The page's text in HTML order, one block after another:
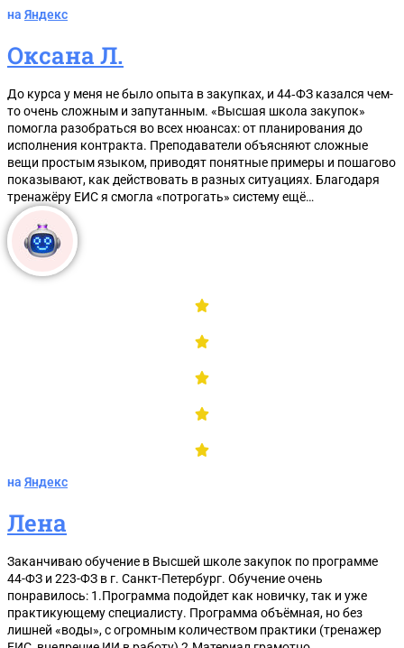
на Яндекс
Оксана Л.
До курса у меня не было опыта в закупках, и 44‑ФЗ казался чем-
то очень сложным и запутанным. «Высшая школа закупок»
помогла разобраться во всех нюансах: от планирования до
исполнения контракта. Преподаватели объясняют сложные
вещи простым языком, приводят понятные примеры и пошагово
показывают, как действовать в разных ситуациях. Благодаря
тренажёру ЕИС я смогла «потрогать» систему ещё…
на Яндекс
Лена
Заканчиваю обучение в Высшей школе закупок по программе
44-ФЗ и 223-ФЗ в г. Санкт-Петербург. Обучение очень
понравилось: 1.Программа подойдет как новичку, так и уже
практикующему специалисту. Программа объёмная, но без
лишней «воды», с огромным количеством практики (тренажер
Методическое пособие по 44-ФЗ